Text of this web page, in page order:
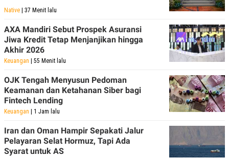
Native | 37 Menit lalu
AXA Mandiri Sebut Prospek Asuransi
Jiwa Kredit Tetap Menjanjikan hingga
Akhir 2026
Keuangan | 55 Menit lalu
OJK Tengah Menyusun Pedoman
Keamanan dan Ketahanan Siber bagi
Fintech Lending
Keuangan | 1 Jam lalu
Iran dan Oman Hampir Sepakati Jalur
Pelayaran Selat Hormuz, Tapi Ada
Syarat untuk AS